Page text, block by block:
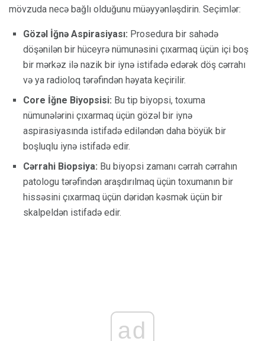
mövzuda necə bağlı olduğunu müəyyənləşdirin. Seçimlər:
Gözəl İğnə Aspirasiyası: Prosedura bir sahədə
döşənilən bir hüceyrə nümunəsini çıxarmaq üçün içi boş
bir mərkəz ilə nazik bir iynə istifadə edərək döş cərrahı
və ya radioloq tərəfindən həyata keçirilir.
Core İğne Biyopsisi: Bu tip biyopsi, toxuma
nümunələrini çıxarmaq üçün gözəl bir iynə
aspirasiyasında istifadə ediləndən daha böyük bir
boşluqlu iynə istifadə edir.
Cərrahi Biopsiya: Bu biyopsi zamanı cərrah cərrahın
patologu tərəfindən araşdırılmaq üçün toxumanın bir
hissəsini çıxarmaq üçün dəridən kəsmək üçün bir
skalpeldən istifadə edir.
ad